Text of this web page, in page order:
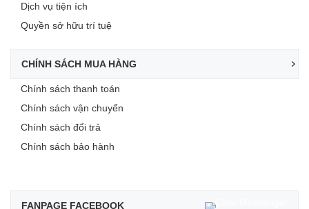
Dịch vụ tiện ích
Quyền sở hữu trí tuệ
CHÍNH SÁCH MUA HÀNG
Chính sách thanh toán
Chính sách vận chuyển
Chính sách đổi trả
Chính sách bảo hành
FANPAGE FACEBOOK